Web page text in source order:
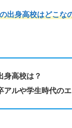
出身高校はどこな
身高校は？
アルや学生時代の